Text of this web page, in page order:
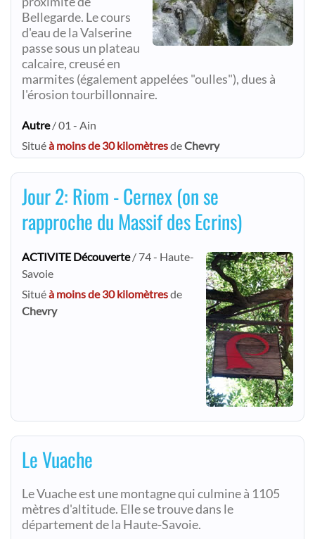
Bellegarde. Le cours
d'eau de la Valserine
passe sous un plateau
calcaire, creusé en
marmites (également appelées "oulles"), dues à
l'érosion tourbillonnaire.
Autre/ 01 - Ain
Situéà moins de 30 kilomètresdeChevry
Jour 2: Riom - Cernex (on se
rapproche du Massif des Ecrins)
ACTIVITE Découverte/ 74 - Haute-
Savoie
Situéà moins de 30 kilomètresde
Chevry
Le Vuache
Le Vuache est une montagne qui culmine à 1105
mètres d'altitude. Elle se trouve dans le
département de la Haute-Savoie.